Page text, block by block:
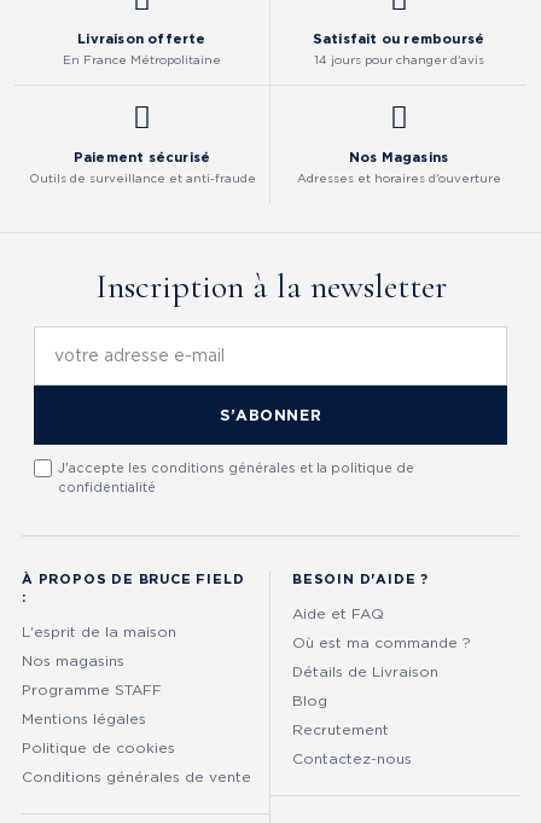
Livraison offerte
En France Métropolitaine
Satisfait ou remboursé
14 jours pour changer d'avis
Paiement sécurisé
Outils de surveillance et anti-fraude
Nos Magasins
Adresses et horaires d'ouverture
Inscription à la newsletter
S’ABONNER
J'accepte les conditions générales et la politique de
confidentialité
À PROPOS DE BRUCE FIELD
:
L'esprit de la maison
Nos magasins
Programme STAFF
Mentions légales
Politique de cookies
Conditions générales de vente
BESOIN D'AIDE ?
Aide et FAQ
Où est ma commande ?
Détails de Livraison
Blog
Recrutement
Contactez-nous